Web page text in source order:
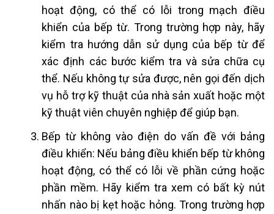
hoạt động, có thể có lỗi trong mạch điều
khiển của bếp từ. Trong trường hợp này, hãy
kiểm tra hướng dẫn sử dụng của bếp từ để
xác định các bước kiểm tra và sửa chữa cụ
thể. Nếu không tự sửa được, nên gọi đến dịch
vụ hỗ trợ kỹ thuật của nhà sản xuất hoặc một
kỹ thuật viên chuyên nghiệp để giúp bạn.
Bếp từ không vào điện do vấn đề với bảng
điều khiển: Nếu bảng điều khiển bếp từ không
hoạt động, có thể có lỗi về phần cứng hoặc
phần mềm. Hãy kiểm tra xem có bất kỳ nút
nhấn nào bị kẹt hoặc hỏng. Trong trường hợp